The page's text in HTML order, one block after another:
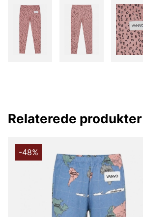
Relaterede produkter
-48%